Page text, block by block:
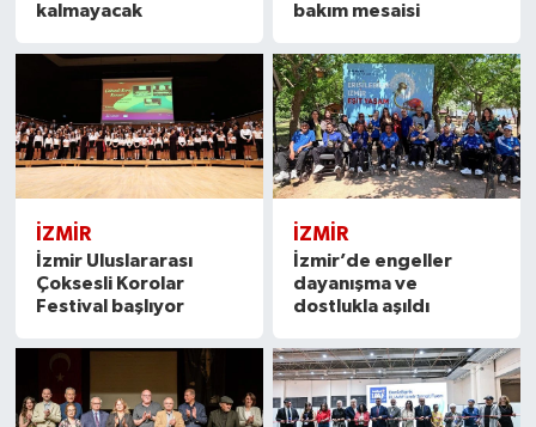
kalmayacak
bakım mesaisi
İZMIR
İzmir Uluslararası
Çoksesli Korolar
Festival başlıyor
İZMIR
İzmir’de engeller
dayanışma ve
dostlukla aşıldı